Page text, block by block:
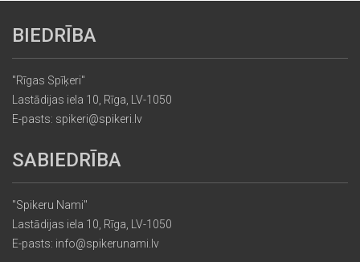
BIEDRĪBA
"Rīgas Spīķeri"
Lastādijas iela 10, Rīga, LV-1050
E-pasts: spikeri@spikeri.lv
SABIEDRĪBA
"Spikeru Nami"
Lastādijas iela 10, Rīga, LV-1050
E-pasts: info@spikerunami.lv